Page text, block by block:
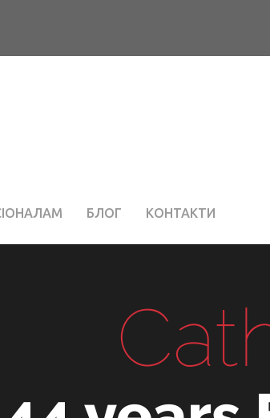
БЛОГ КОНТАКТИ